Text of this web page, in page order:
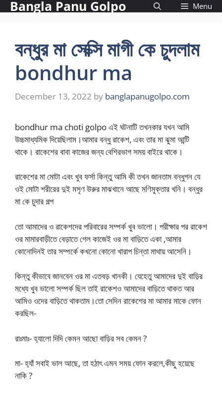
SkipBangla Panu Golpo Menu
বন্ধুর মা সেক্সি মাগী কে চুদলাম
bondhur ma
December 13, 2022 by banglapanugolpo.com
bondhur ma choti golpo এই ঘটনাটি তখনকার যখন আমি
উচ্চমাধ্যমিক দিয়েছিলাম।আমার বন্ধু রাকেশ, এবং তার মা ঝুমা আন্টি
থাকে। রাকেশের বাবা কাজের জন্য বেশিরভাগ সময় বাইরে থাকে।
রাকেশের মা মোটা এবং খুব ফর্সা কিন্তু আমি কী তখন জানতাম বন্ধুগন যে
ওই মোটা শরীরের দুই মসৃণ উরুর মাঝখানে আছে মণিমুক্তার খনি। বন্ধুর
মা কে চুদার গল্প
তো আমাদের ও রাকেশদের পরিবারের সম্পর্ক খুব ভালো। পরীক্ষার পর রাকেশ
ওর মামারবাড়ীতে বেড়াতে গেল কাজেই ওর মা বাড়িতে একা ,আমার
কোনোদিনই তার সম্পর্কে কখনো কোনো খারাপ চিন্তা মাথায় আসেনি।
কিন্তু কীভাবে জানবেন ওর মা এতবড় খানকী। যেহেতু আমাদের দুই বাড়ির
মধ্যে খুব ভালো সম্পর্ক ছিল তাই রাকেশও আমাদের বাড়িতে থাকত আর
আমিও ওদের বাড়িতে থাকতাম।তো সেদিন রাকেশের মা আমার মাকে ফোন
করছিল-
রাঃমাঃ- হ‍্যালো দিদি কেমন আছো বাড়ির সব কেমন ?
মা- হ‍্যাঁ সবাই ভাল আছে, তা হঠাৎ এমন সময় ফোন করলে,কীছু হয়েছে
নাকি ?